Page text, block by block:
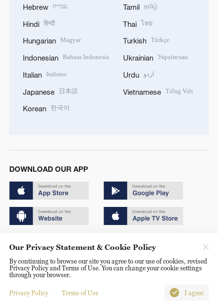
Hebrew עברית
Hindi हिन्दी
Hungarian Magyar
Indonesian Bahasa Indonesia
Italian Italiano
Japanese 日本語
Korean 한국어
Tamil தமிழ்
Thai ไทย
Turkish Türkçe
Ukrainian Українська
Urdu اردو
Vietnamese Tiếng Việt
DOWNLOAD OUR APP
京ICP备20000184号
京公网安备 11010502050052号
Disinformation report hotline: 010-85061466
Our Privacy Statement & Cookie Policy
By continuing to browse our site you agree to our use of cookies, revised
Privacy Policy and Terms of Use. You can change your cookie settings
through your browser.
Privacy Policy Terms of Use I agree